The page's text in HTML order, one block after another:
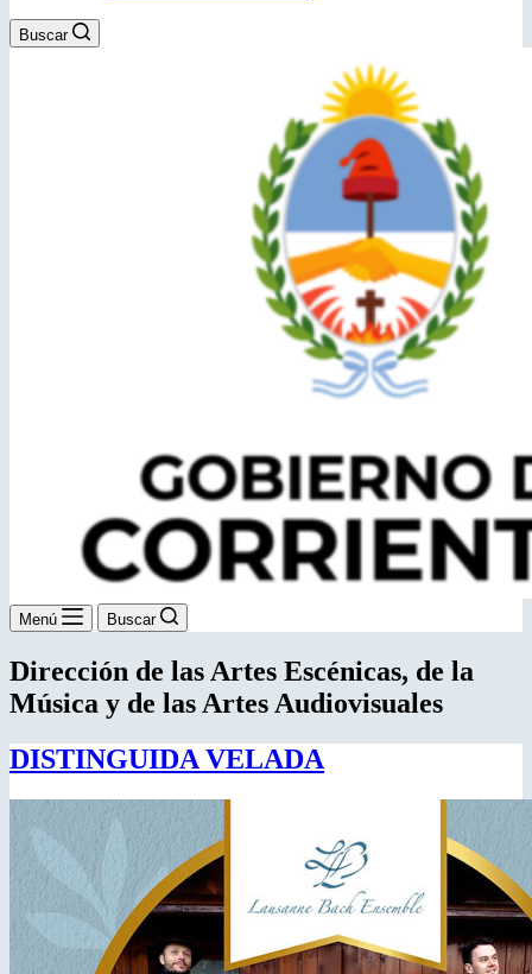
Buscar
Menú Buscar
Dirección de las Artes Escénicas, de la
Música y de las Artes Audiovisuales
DISTINGUIDA VELADA